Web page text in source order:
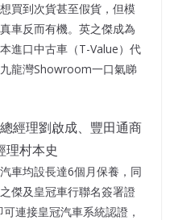
買到次貨甚至假貨，但模
車反而有機。英之傑成為
進口中古車（T-Value）代
龍灣Showroom一口氣睇
車均設長達6個月保養，同
傑及皇冠車行聯名簽署證
連接皇冠汽車系統認證，